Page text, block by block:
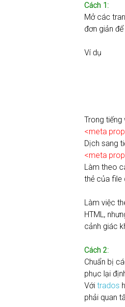
Cách 1:
Mở các
đơn giản
Ví dụ
Trong tiếng
<meta
Dịch sang
<meta
Làm theo
thẻ của file
Làm việc
HTML,
cảnh giác
Cách 2:
Chuẩn bị
phục lại
Với trados
phải quan